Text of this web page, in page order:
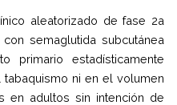
aleatorizado de fase 2a
semaglutida subcutánea
primario estadísticamente
ni en el volumen
en adultos sin intención de